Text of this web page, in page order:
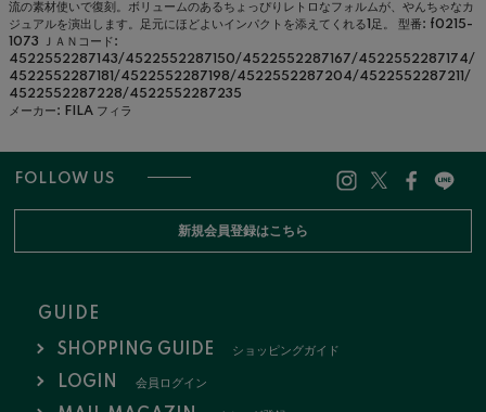
流の素材使いで復刻。ボリュームのあるちょっぴりレトロなフォルムが、やんちゃなカ
ジュアルを演出します。足元にほどよいインパクトを添えてくれる1足。
型番: f0215-
1073 ＪＡＮコード:
4522552287143/4522552287150/4522552287167/4522552287174/
4522552287181/4522552287198/4522552287204/4522552287211/
4522552287228/4522552287235
メーカー: FILA フィラ
FOLLOW US
新規会員登録はこちら
GUIDE
SHOPPING GUIDE ショッピングガイド
LOGIN 会員ログイン